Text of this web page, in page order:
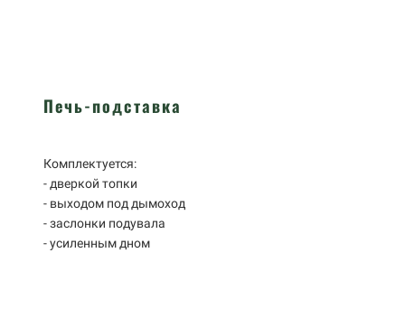
Печь-подставка
Комплектуется:
- дверкой топки
- выходом под дымоход
- заслонки подувала
- усиленным дном